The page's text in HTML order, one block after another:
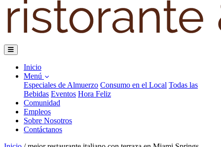
Inicio
Menú
Especiales de Almuerzo Consumo en el Local Todas las
Bebidas Eventos Hora Feliz
Comunidad
Empleos
Sobre Nosotros
Contáctanos